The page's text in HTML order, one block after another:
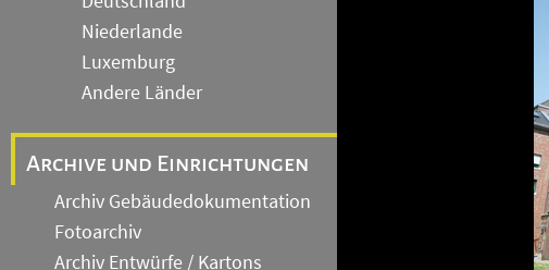
Niederlande
Luxemburg
Andere Länder
Archive und Einrichtungen
Archiv Gebäudedokumentation
Fotoarchiv
Archiv Entwürfe / Kartons